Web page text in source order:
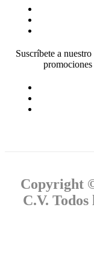
Suscríbete a
Copyright
C.V. Todos